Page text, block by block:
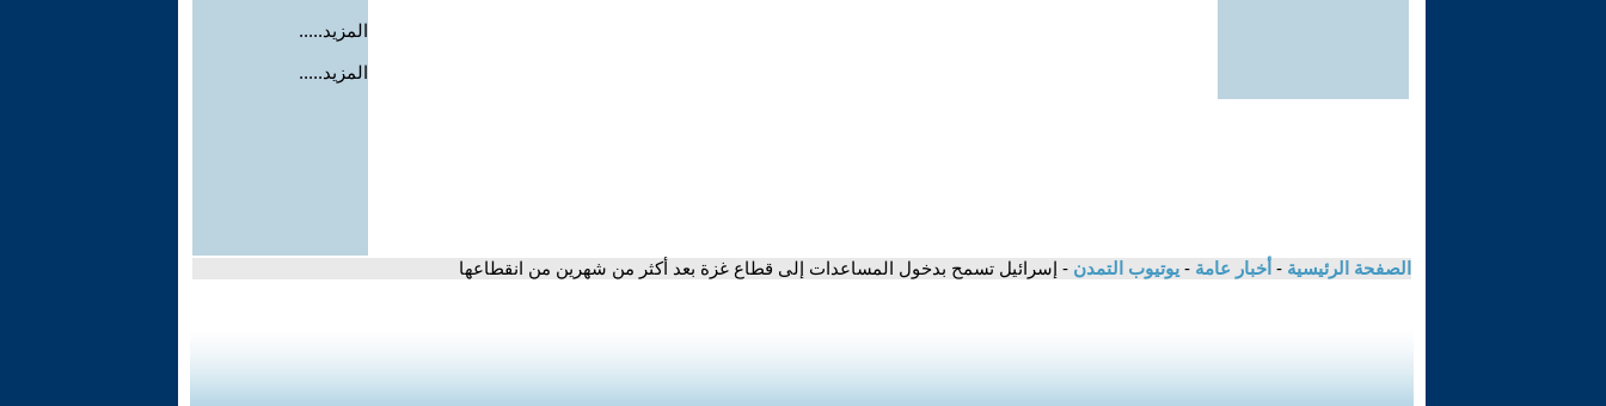
المزيد.....
المزيد.....
الصفحة الرئيسية - أخبار عامة - يوتيوب التمدن - إسرائيل تسمح بدخول المساعدات إلى قطاع غزة بعد أكثر من شهرين من انقطاعها